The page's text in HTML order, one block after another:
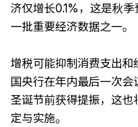
济仅增长0.1%，这是秋
一批重要经济数据之一。
增税可能抑制消费支出
国央行在年内最后一次
圣诞节前获得提振，这
定与实施。